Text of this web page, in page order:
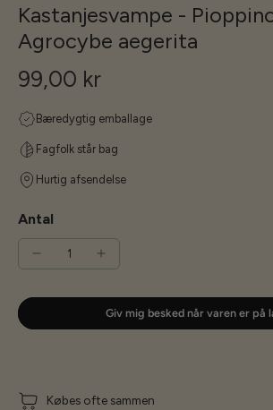
Kastanjesvampe -
Agrocybe aegerita
99,00 kr
Bæredygtig emballage
Fagfolk står bag
Hurtig afsendelse
Antal
Giv mig besked når varen er på
Købes ofte sammen